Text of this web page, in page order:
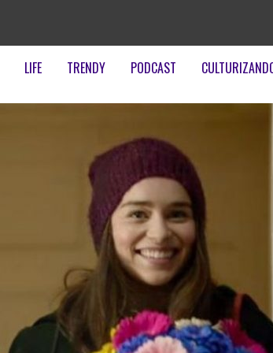
LIFE TRENDY PODCAST